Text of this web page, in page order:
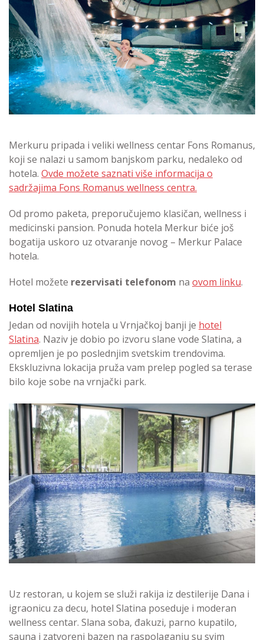
Merkuru pripada i veliki wellness centar Fons Romanus,
koji se nalazi u samom banjskom parku, nedaleko od
hotela. Ovde možete saznati više informacija o
sadržajima Fons Romanus wellness centra.
Od promo paketa, preporučujemo klasičan, wellness i
medicinski pansion. Ponuda hotela Merkur biće još
bogatija uskoro uz otvaranje novog – Merkur Palace
hotela.
Hotel možete rezervisati telefonom na ovom linku.
Hotel Slatina
Jedan od novijih hotela u Vrnjačkoj banji je hotel
Slatina. Naziv je dobio po izvoru slane vode Slatina, a
opremljen je po poslednjim svetskim trendovima.
Ekskluzivna lokacija pruža vam prelep pogled sa terase
bilo koje sobe na vrnjački park.
Uz restoran, u kojem se služi rakija iz destilerije Dana i
igraonicu za decu, hotel Slatina poseduje i moderan
wellness centar. Slana soba, đakuzi, parno kupatilo,
sauna i zatvoreni bazen na raspolaganju su svim